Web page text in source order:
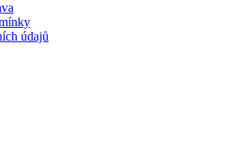
údajů